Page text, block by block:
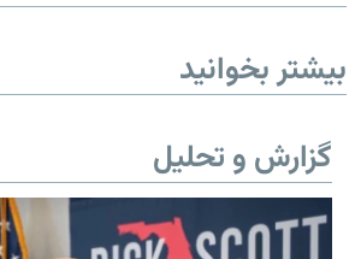
بیشتر بخوانید
گزارش و تحلیل